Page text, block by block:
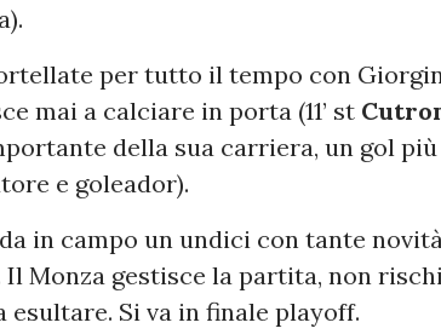
per tutto il tempo con
mai a calciare in porta (11’ st
della sua carriera, un gol più
e goleador).
in campo un undici con tante
Il Monza gestisce la partita, non
esultare. Si va in finale playoff.